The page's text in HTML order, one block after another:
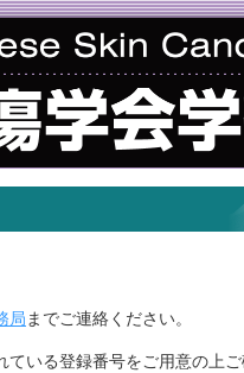
局までご連絡ください。
いる登録番号をご用意の上ご